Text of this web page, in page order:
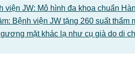
viện JW: Mô hình đa khoa chuẩn
Bệnh viện JW tặng 260 suất thẩm
mặt khác lạ như cụ già do di